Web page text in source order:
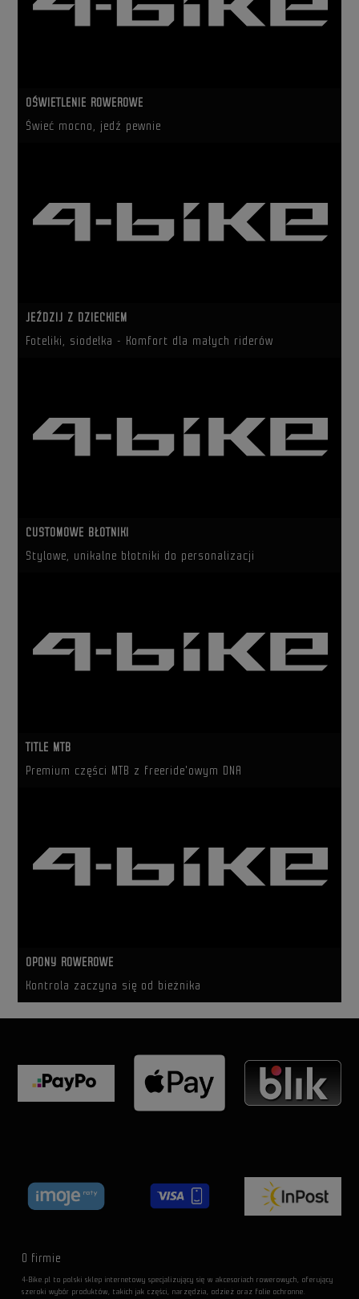
OŚWIETLENIE ROWEROWE
Świeć mocno, jedź pewnie
JEŹDZIJ Z DZIECKIEM
Foteliki, siodełka - Komfort dla małych riderów
CUSTOMOWE BŁOTNIKI
Stylowe, unikalne błotniki do personalizacji
TITLE MTB
Premium części MTB z freeride'owym DNA
OPONY ROWEROWE
Kontrola zaczyna się od bieżnika
O firmie
4-Bike.pl to polski sklep internetowy specjalizujący się w akcesoriach rowerowych, oferujący
szeroki wybór produktów, takich jak części, narzędzia, odzież oraz folie ochronne.